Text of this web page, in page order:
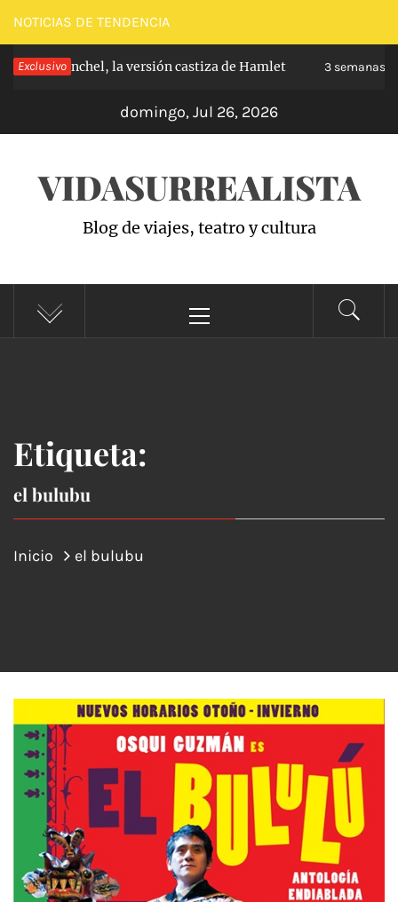
Saltar
al
contenido
NOTICIAS DE TENDENCIA
Exclusivo
Carabanchel, la versión castiza de Hamlet 3 semanas
domingo, Jul 26, 2026
VIDASURREALISTA
Blog de viajes, teatro y cultura
principal
Etiqueta:
el bulubu
Inicio el bulubu